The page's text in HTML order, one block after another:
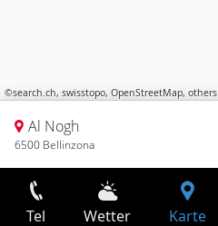
©search.ch, swisstopo, OpenStreetMap, others
Al Nogh
6500 Bellinzona
Tel Wetter Karte